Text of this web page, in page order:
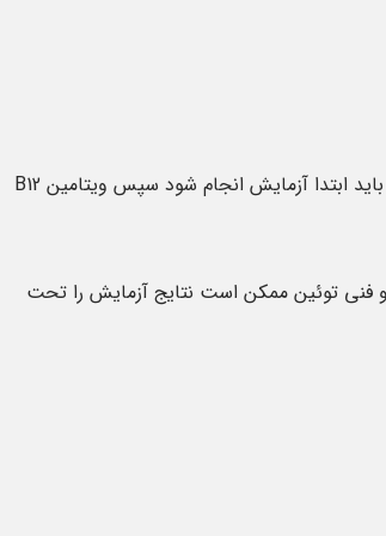
درصورتی‌که برای بیمار ویتامین B12 (تزریقی یا خوراکی) تجویز شده‌است باید ابتدا آزمایش انجام شود سپس ویتامین B12
و فنی توئین ممکن است نتایج آزمایش را تحت